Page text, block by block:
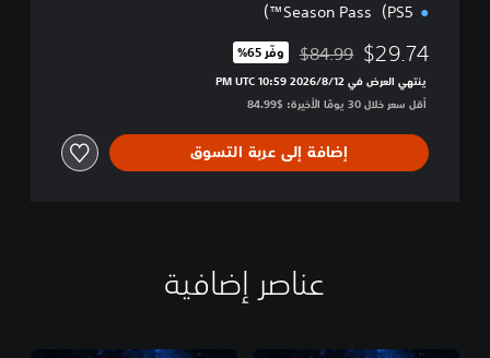
Season Pass（PS5™）
$29.74 مخصوم من السعر الأصلي البالغ $84.99‏
$84.99 وفّر 65%‏
ينتهي العرض في 12‏/8‏/2026 10:59 PM UTC‏
أقل سعر خلال 30 يومًا الأخيرة: $84.99‏
إضافة إلى عربة التسوق
عناصر إضافية